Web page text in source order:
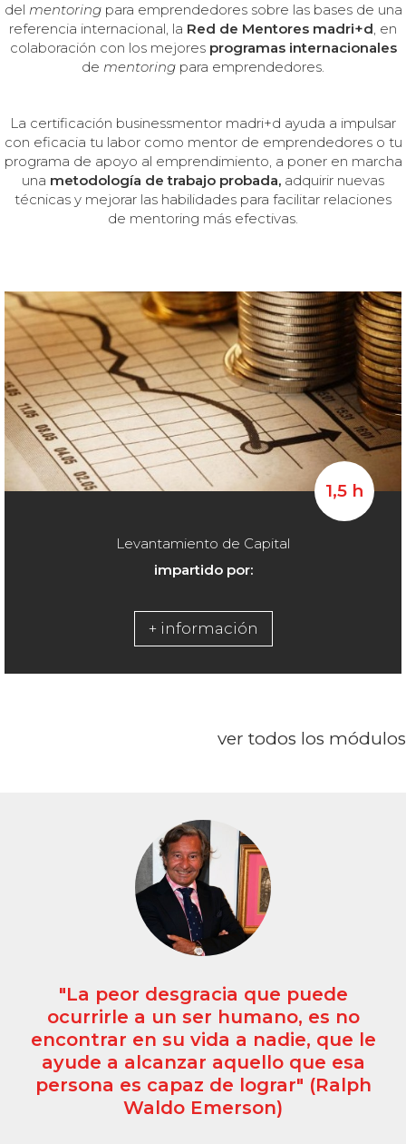
del mentoringpara emprendedores sobre las bases de una
referencia internacional, la Red de Mentores madri+d, en
colaboración con los mejores programas internacionales
de mentoring para emprendedores.
La certificación businessmentor madri+d ayuda a impulsar
con eficacia tu labor como mentor de emprendedores o tu
programa de apoyo al emprendimiento, a poner en marcha
una metodología de trabajo probada, adquirir nuevas
técnicas y mejorar las habilidades para facilitar relaciones
de mentoring más efectivas.
1,5 h
Levantamiento de Capital
impartido por:
+ información
ver todos los módulos
"La peor desgracia que puede
ocurrirle a un ser humano, es no
encontrar en su vida a nadie, que le
ayude a alcanzar aquello que esa
persona es capaz de lograr" (Ralph
Waldo Emerson)